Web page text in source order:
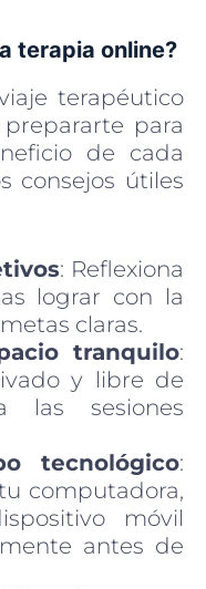
terapia online?
terapéutico
para
de cada
consejos útiles
: Reflexiona
lograr con la
claras.
tranquilo:
y libre de
las sesiones
tecnológico:
computadora,
móvil
antes de